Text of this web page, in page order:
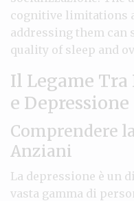
cognitive limitations
addressing them
quality of sleep and
Il Legame
e Depressione
Comprendere
Anziani
La depressione è un
vasta gamma di